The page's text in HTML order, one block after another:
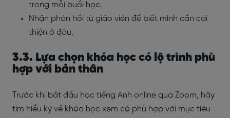
trong mỗi buổi học.
Nhận phản hồi từ giáo viên để biết mình cần cải
thiện ở đâu.
3.3. Lựa chọn khóa học có lộ trình phù
hợp với bản thân
Trước khi bắt đầu học tiếng Anh online qua Zoom, hãy
tìm hiểu kỹ về khóa học xem có phù hợp với mục tiêu